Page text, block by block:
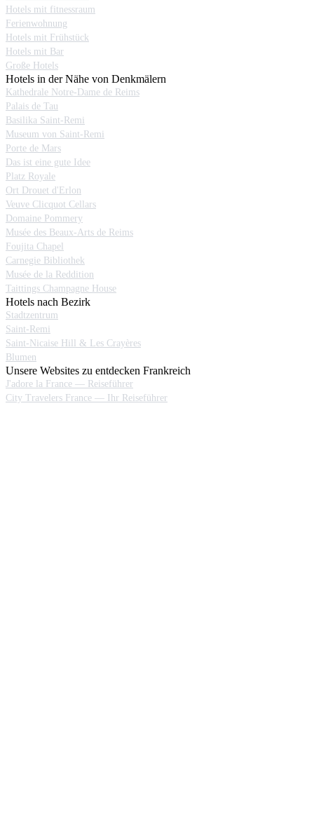
Hotels mit fitnessraum
Ferienwohnung
Hotels mit Frühstück
Hotels mit Bar
Große Hotels
Hotels in der Nähe von Denkmälern
Kathedrale Notre-Dame de Reims
Palais de Tau
Basilika Saint-Remi
Museum von Saint-Remi
Porte de Mars
Das ist eine gute Idee
Platz Royale
Ort Drouet d'Erlon
Veuve Clicquot Cellars
Domaine Pommery
Musée des Beaux-Arts de Reims
Foujita Chapel
Carnegie Bibliothek
Musée de la Reddition
Taittings Champagne House
Hotels nach Bezirk
Stadtzentrum
Saint-Remi
Saint-Nicaise Hill & Les Crayères
Blumen
Unsere Websites zu entdecken Frankreich
J'adore la France — Reiseführer
City Travelers France — Ihr Reiseführer